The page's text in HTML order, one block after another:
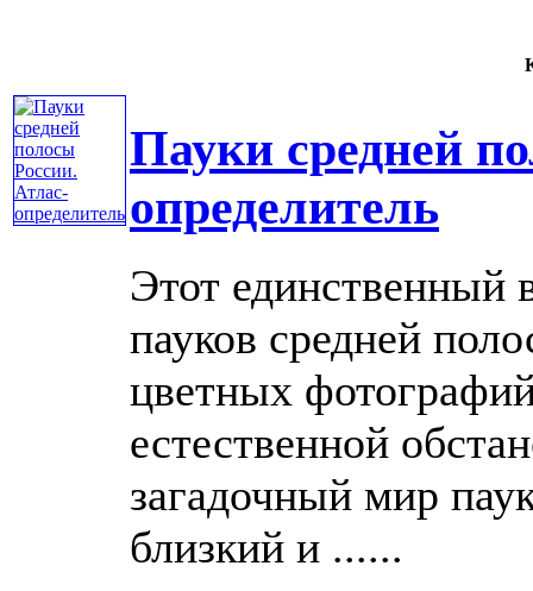
Пауки средней
определитель
Этот единственный
пауков средней
цветных
естественной
загадочный мир
близкий и ......